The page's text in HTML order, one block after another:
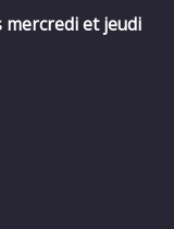
mercredi et jeudi